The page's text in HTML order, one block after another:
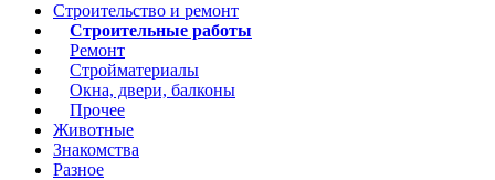
Строительство и ремонт
Строительные работы
Ремонт
Стройматериалы
Окна, двери, балконы
Прочее
Животные
Знакомства
Разное